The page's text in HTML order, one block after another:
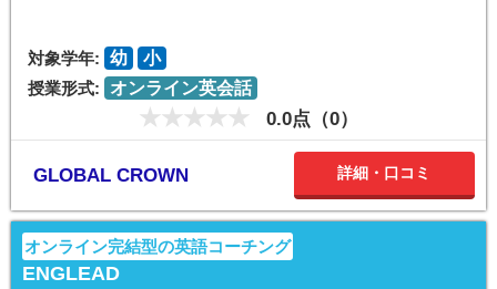
対象学年: 幼
小
授業形式:
オンライン英会話
0.0点（0）
GLOBAL CROWN 詳細・口コミ
オンライン完結型の英語コーチング
ENGLEAD